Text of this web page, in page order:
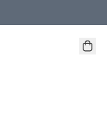
Carabiner 2.0 扣環（贈品